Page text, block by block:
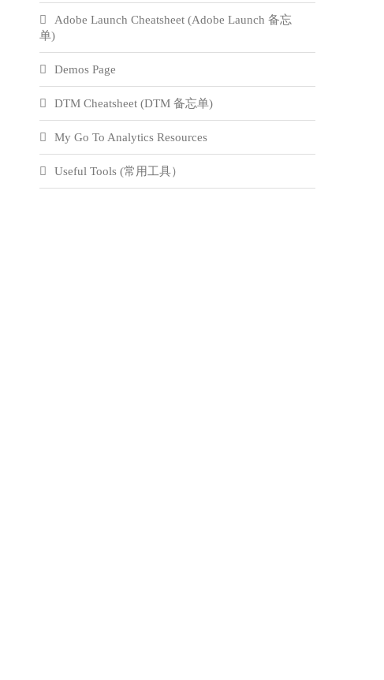
Adobe Launch Cheatsheet (Adobe Launch 备忘
单)
Demos Page
DTM Cheatsheet (DTM 备忘单)
My Go To Analytics Resources
Useful Tools (常用工具）